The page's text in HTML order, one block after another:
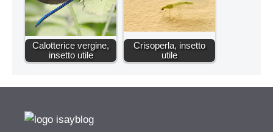
Calotterice vergine,
insetto utile
Crisoperla, insetto
utile